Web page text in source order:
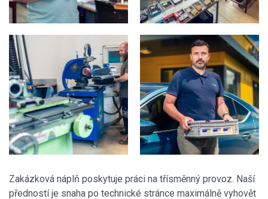
Zakázková náplň poskytuje práci na třísměnný provoz. Naší
předností je snaha po technické stránce maximálně vyhovět